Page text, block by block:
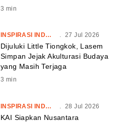
3 min
INSPIRASI INDONESIA . 27 Jul 2026
Dijuluki Little Tiongkok, Lasem
Simpan Jejak Akulturasi Budaya
yang Masih Terjaga
3 min
INSPIRASI INDONESIA 28 Jul 2026
KAI Siapkan Nusantara